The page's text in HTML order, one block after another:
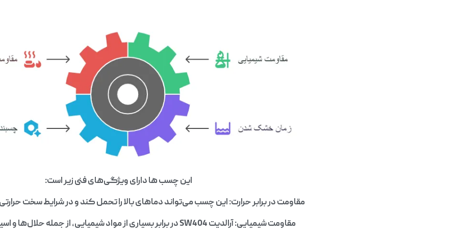
این چسب ها دارای ویژگی‌های فنی زیر است:
مقاومت در برابر حرارت: این چسب می‌تواند دماهای بالا را تحمل کند و در شرایط سخت
مقاومت شیمیایی: آرالدیت SW404 در برابر بسیاری از مواد شیمیایی، از جمله حلال‌ها و اسیدها، مقاوم است.